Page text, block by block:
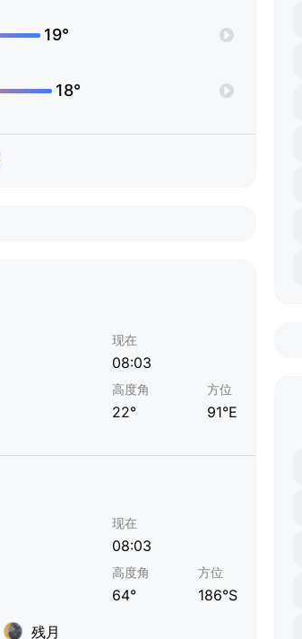
19°
18°
现在
08:03
高度角
22°
方位
91°E
残月
现在
08:03
高度角
64°
方位
186°S